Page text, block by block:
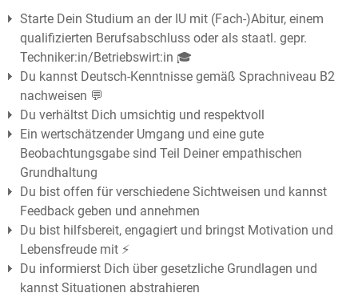
Starte Dein Studium an der IU mit (Fach-)Abitur, einem
qualifizierten Berufsabschluss oder als staatl. gepr.
Techniker:in/Betriebswirt:in 🎓
Du kannst Deutsch-Kenntnisse gemäß Sprachniveau B2
nachweisen 💬
Du verhältst Dich umsichtig und respektvoll
Ein wertschätzender Umgang und eine gute
Beobachtungsgabe sind Teil Deiner empathischen
Grundhaltung
Du bist offen für verschiedene Sichtweisen und kannst
Feedback geben und annehmen
Du bist hilfsbereit, engagiert und bringst Motivation und
Lebensfreude mit ⚡️
Du informierst Dich über gesetzliche Grundlagen und
kannst Situationen abstrahieren